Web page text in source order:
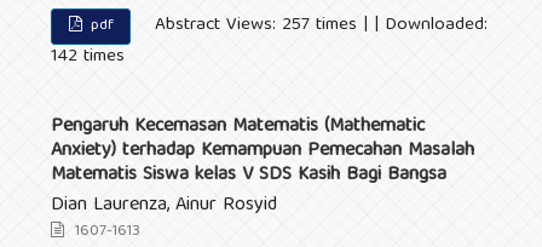
pdf
Abstract Views: 257 times | | Downloaded:
142 times
Pengaruh Kecemasan Matematis (Mathematic
Anxiety) terhadap Kemampuan Pemecahan Masalah
Matematis Siswa kelas V SDS Kasih Bagi Bangsa
Dian Laurenza, Ainur Rosyid
1607-1613